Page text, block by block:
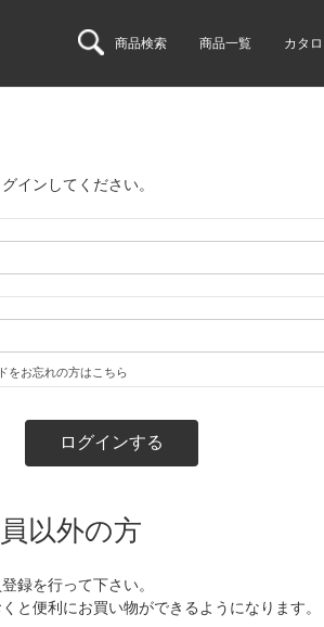
商品検索 商品一覧 カタ
インしてください。
をお忘れの方はこちら
以外の方
録を行って下さい。
と便利にお買い物ができるようになります。